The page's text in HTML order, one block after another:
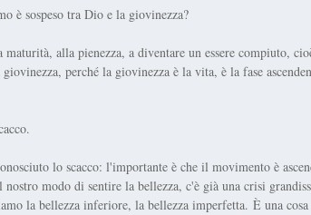
è sospeso tra Dio e la giovinezza?
alla pienezza, a diventare un essere compiuto,
perché la giovinezza è la vita, è la fase
lo scacco: l'importante è che il movimento è
nostro modo di sentire la bellezza, c'è già una crisi
la bellezza inferiore, la bellezza imperfetta. È una